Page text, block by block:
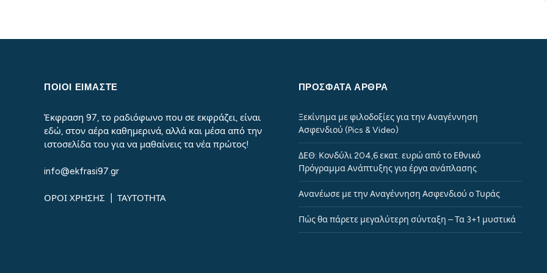
ΠΟΙΟΙ ΕΙΜΑΣΤΕ
Έκφραση 97, το ραδιόφωνο που σε εκφράζει, είναι
εδώ, στον αέρα καθημερινά, αλλά και μέσα από την
ιστοσελίδα του για να μαθαίνεις τα νέα πρώτος!
info@ekfrasi97.gr
ΟΡΟΙ ΧΡΗΣΗΣ ΤΑΥΤΟΤΗΤΑ
ΠΡΌΣΦΑΤΑ ΆΡΘΡΑ
Ξεκίνημα με φιλοδοξίες για την Αναγέννηση
Ασφενδιού (Pics & Video)
ΔΕΘ: Κονδύλι 204,6 εκατ. ευρώ από το Εθνικό
Πρόγραμμα Ανάπτυξης για έργα ανάπλασης
Ανανέωσε με την Αναγέννηση Ασφενδιού ο Τυράς
Πώς θα πάρετε μεγαλύτερη σύνταξη – Τα 3+1 μυστικά